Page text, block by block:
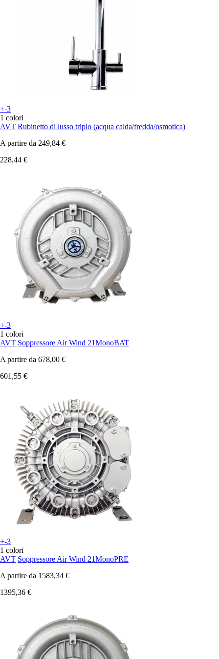
+-3
1 colori
AVT Rubinetto di lusso triplo (acqua calda/fredda/osmotica)
A partire da 249,84 €
228,44 €
+-3
1 colori
AVT Soppressore Air Wind 21MonoBAT
A partire da 678,00 €
601,55 €
+-3
1 colori
AVT Soppressore Air Wind 21MonoPRE
A partire da 1583,34 €
1395,36 €